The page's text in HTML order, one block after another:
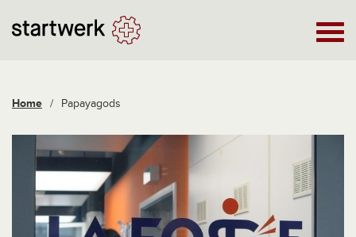
Home / Papayagods